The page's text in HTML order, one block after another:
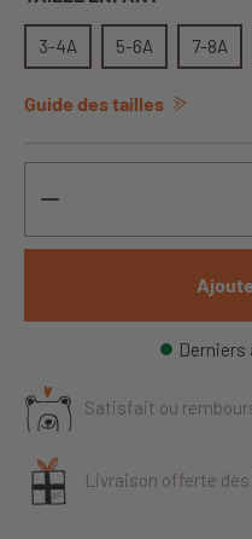
3-4A 5-6A 7-8A
Guide des tailles
Satisfait ou
Livraison offerte dès